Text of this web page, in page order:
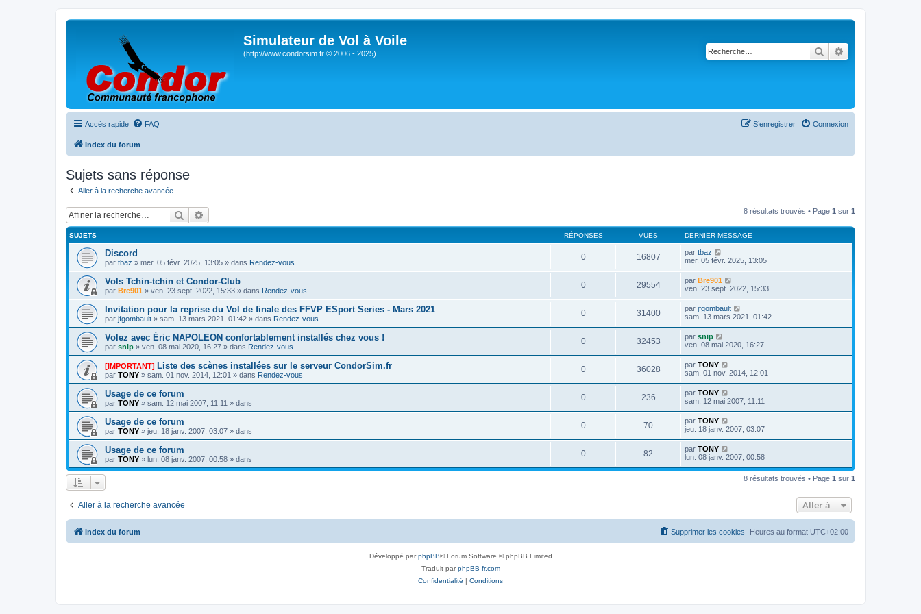
Simulateur de Vol à Voile
(http://www.condorsim.fr © 2006 - 2025) Rechercher
Accès rapide FAQ Connexion
S’enregistrer
Index du forum
Sujets sans réponse
Aller à la recherche avancée
Rechercher 8 résultats trouvés • Page 1 sur 1
SUJETS RÉPONSES VUES DERNIER MESSAGE
Discord
par tbaz » mer. 05 févr. 2025, 13:05 » dans Rendez-vous
0 16807 par tbaz
mer. 05 févr. 2025, 13:05
Vols Tchin-tchin et Condor-Club
par Bre901 » ven. 23 sept. 2022, 15:33 » dans Rendez-vous
0 29554 par Bre901
ven. 23 sept. 2022, 15:33
Invitation pour la reprise du Vol de finale des FFVP ESport Series - Mars 2021
par jfgombault » sam. 13 mars 2021, 01:42 » dans Rendez-vous
0 31400 par jfgombault
sam. 13 mars 2021, 01:42
Volez avec Éric NAPOLEON confortablement installés chez vous !
par snip » ven. 08 mai 2020, 16:27 » dans Rendez-vous
0 32453 par snip
ven. 08 mai 2020, 16:27
[IMPORTANT] Liste des scènes installées sur le serveur CondorSim.fr
par TONY » sam. 01 nov. 2014, 12:01 » dans Rendez-vous
0 36028 par TONY
sam. 01 nov. 2014, 12:01
Usage de ce forum
par TONY » sam. 12 mai 2007, 11:11 » dans
0 236 par TONY
sam. 12 mai 2007, 11:11
Usage de ce forum
par TONY » jeu. 18 janv. 2007, 03:07 » dans
0 70 par TONY
jeu. 18 janv. 2007, 03:07
Usage de ce forum
par TONY » lun. 08 janv. 2007, 00:58 » dans
0 82 par TONY
lun. 08 janv. 2007, 00:58
8 résultats trouvés • Page 1 sur 1
Aller à la recherche avancée Aller à
Index du forum Heures au format UTC+02:00
Supprimer les cookies
Développé parphpBB® Forum Software © phpBB Limited
Traduit parphpBB-fr.com
Confidentialité | Conditions